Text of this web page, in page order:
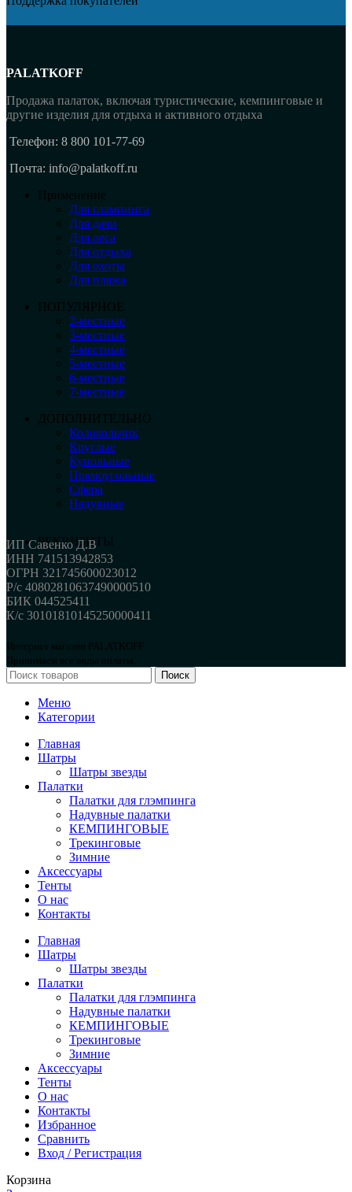
PALATKOFF
Продажа палаток, включая туристические, кемпинговые и
другие изделия для отдыха и активного отдыха
Телефон: 8 800 101-77-69
Почта: info@palatkoff.ru
Применение
Для глэмпинга
Для дачи
Для леса
Для отдыха
Для охоты
Для пляжа
ПОПУЛЯРНОЕ
2-местные
3-местные
4-местные
5-местные
6-местные
7-местные
ДОПОЛНИТЕЛЬНО
Колокольчик
Круглые
Купольные
Прямоугольные
Сфера
Надувные
РЕКВИЗИТЫ
ИП Савенко Д.В
ИНН 741513942853
ОГРН 321745600023012
Р/с 40802810637490000510
БИК 044525411
К/с 30101810145250000411
Интернет магазин PALATKOFF
Принимаем все виды оплаты.
Поиск
Меню
Категории
Главная
Шатры
Шатры звезды
Палатки
Палатки для глэмпинга
Надувные палатки
КЕМПИНГОВЫЕ
Трекинговые
Зимние
Аксессуары
Тенты
О нас
Контакты
Главная
Шатры
Шатры звезды
Палатки
Палатки для глэмпинга
Надувные палатки
КЕМПИНГОВЫЕ
Трекинговые
Зимние
Аксессуары
Тенты
О нас
Контакты
Избранное
Сравнить
Вход / Регистрация
Корзина